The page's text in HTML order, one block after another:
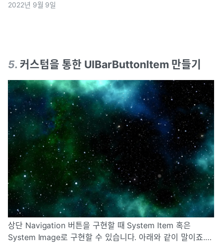
는 UIApplicationMain 함수를 호출 시킵니다.이 과정을 통해
2022년 9월 9일
5. 커스텀을 통한 UIBarButtonItem 만들기
상단 Navigation 버튼을 구현할 때 System Item 혹은
System Image로 구현할 수 있습니다. 아래와 같이 말이죠.